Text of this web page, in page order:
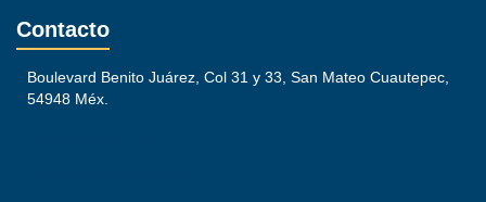
Contacto
Boulevard Benito Juárez, Col 31 y 33, San Mateo Cuautepec,
54948 Méx.